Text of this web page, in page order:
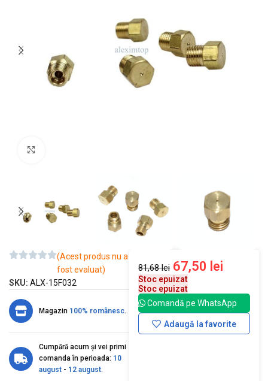
(Acest produs nu a
fost evaluat)
SKU: ALX-15F032
Magazin 100% românesc.
Cumpără acum și vei primi
comanda în perioada: 10
august - 12 august.
81,68lei 67,50 lei
Stoc epuizat
Stoc epuizat
Comandă pe WhatsApp
Adaugă la favorite